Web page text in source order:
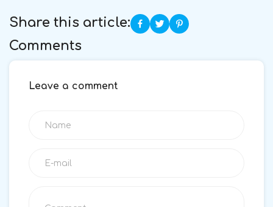
Comments
Share this article:
Leave a comment